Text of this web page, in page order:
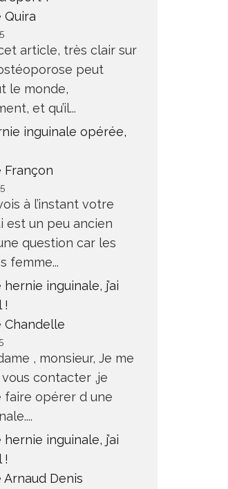
Quira
article, très clair sur
peut
le monde,
et qu’il...
inguinale opérée,
Françon
à l’instant votre
est un peu ancien
question car les
femme...
hernie inguinale, j’ai
!
Chandelle
, monsieur, Je me
contacter ,je
faire opérer d une
hernie inguinale, j’ai
!
Denis